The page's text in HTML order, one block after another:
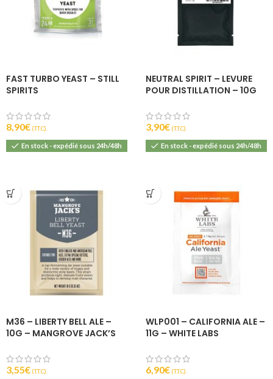
FAST TURBO YEAST – STILL
SPIRITS
8,90€ (T.T.C).
En stock - expédié sous 24h/48h
NEUTRAL SPIRIT – LEVURE
POUR DISTILLATION – 10G
3,90€ (T.T.C).
En stock - expédié sous 24h/48h
M36 – LIBERTY BELL ALE –
10G – MANGROVE JACK’S
3,55€ (T.T.C).
WLP001 – CALIFORNIA ALE –
11G – WHITE LABS
6,90€ (T.T.C).